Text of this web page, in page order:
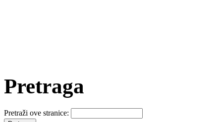
Pretraga
Pretraži ove stranice: